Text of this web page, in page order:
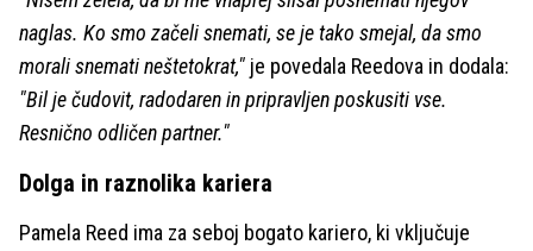
naglas. Ko smo začeli snemati, se je tako smejal, da smo
morali snemati neštetokrat," je povedala Reedova in dodala:
"Bil je čudovit, radodaren in pripravljen poskusiti vse.
Resnično odličen partner."
Dolga in raznolika kariera
Pamela Reed ima za seboj bogato kariero, ki vključuje